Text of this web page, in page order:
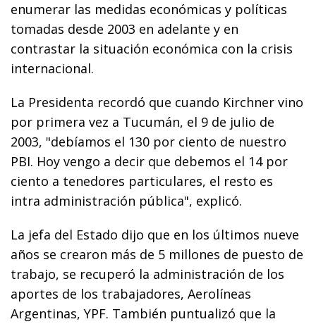
enumerar las medidas económicas y políticas
tomadas desde 2003 en adelante y en
contrastar la situación económica con la crisis
internacional.
La Presidenta recordó que cuando Kirchner vino
por primera vez a Tucumán, el 9 de julio de
2003, "debíamos el 130 por ciento de nuestro
PBI. Hoy vengo a decir que debemos el 14 por
ciento a tenedores particulares, el resto es
intra administración pública", explicó.
La jefa del Estado dijo que en los últimos nueve
años se crearon más de 5 millones de puesto de
trabajo, se recuperó la administración de los
aportes de los trabajadores, Aerolíneas
Argentinas, YPF. También puntualizó que la